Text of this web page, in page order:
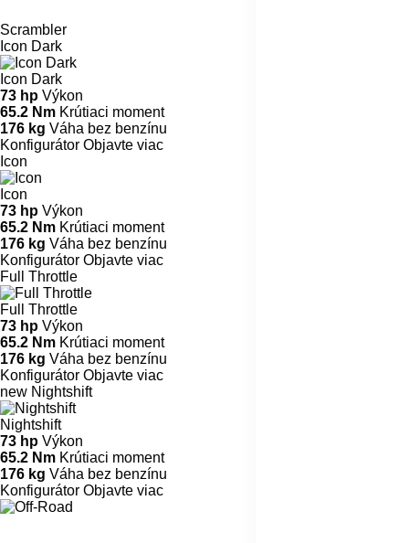
Scrambler
Icon Dark
Icon Dark
73 hp Výkon
65.2 Nm Krútiaci moment
176 kg Váha bez benzínu
Konfigurátor Objavte viac
Icon
Icon
73 hp Výkon
65.2 Nm Krútiaci moment
176 kg Váha bez benzínu
Konfigurátor Objavte viac
Full Throttle
Full Throttle
73 hp Výkon
65.2 Nm Krútiaci moment
176 kg Váha bez benzínu
Konfigurátor Objavte viac
new Nightshift
Nightshift
73 hp Výkon
65.2 Nm Krútiaci moment
176 kg Váha bez benzínu
Konfigurátor Objavte viac